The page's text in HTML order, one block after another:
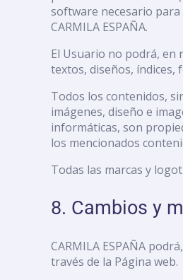
software necesario
CARMILA ESPAÑA.
El Usuario no podrá, en
textos, diseños, índices,
Todos los contenidos,
imágenes, diseño e
informáticas, son
los mencionados
Todas las marcas y
8. Cambios y
CARMILA ESPAÑA
través de la Página web.